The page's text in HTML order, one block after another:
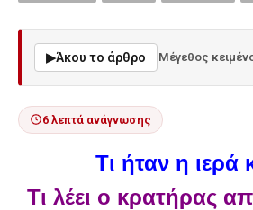
▶Άκου το άρθρο Μέγεθος
6 λεπτά ανάγνωσης
Τι ήταν η ιερά
Τι λέει ο κρατήρας